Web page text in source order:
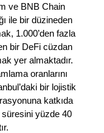
ve BNB Chain
ile bir düzineden
1.000’den fazla
bir DeFi cüzdan
yer almaktadır.
oranlarını
bir lojistik
katkıda
yüzde 40